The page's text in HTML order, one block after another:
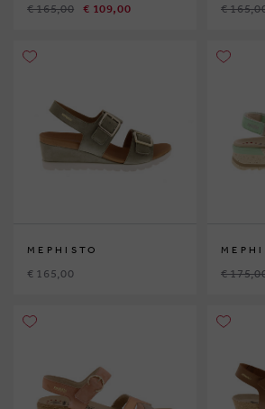
€ 165,00 € 109,00 €
MEPHISTO
€ 165,00 €